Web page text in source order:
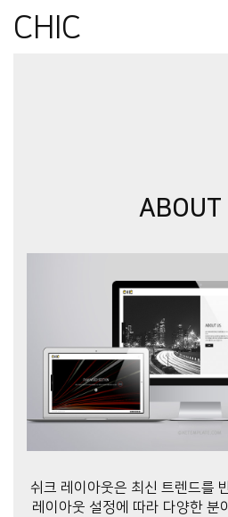
CHIC
ABOUT
쉬크 레이아웃은 최신 트렌드를
레이아웃 설정에 따라 다양한 분